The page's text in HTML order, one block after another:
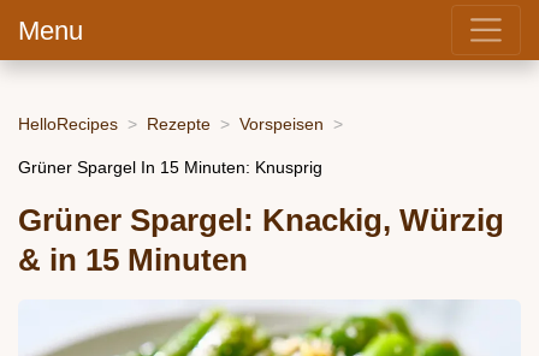
Menu
HelloRecipes Rezepte Vorspeisen
Grüner Spargel In 15 Minuten: Knusprig
Grüner Spargel: Knackig, Würzig
& in 15 Minuten